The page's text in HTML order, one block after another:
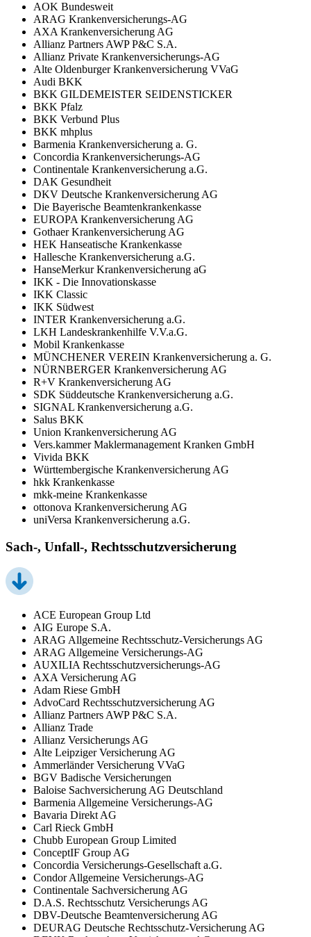
AOK Bundesweit
ARAG Krankenversicherungs-AG
AXA Krankenversicherung AG
Allianz Partners AWP P&C S.A.
Allianz Private Krankenversicherungs-AG
Alte Oldenburger Krankenversicherung VVaG
Audi BKK
BKK GILDEMEISTER SEIDENSTICKER
BKK Pfalz
BKK Verbund Plus
BKK mhplus
Barmenia Krankenversicherung a. G.
Concordia Krankenversicherungs-AG
Continentale Krankenversicherung a.G.
DAK Gesundheit
DKV Deutsche Krankenversicherung AG
Die Bayerische Beamtenkrankenkasse
EUROPA Krankenversicherung AG
Gothaer Krankenversicherung AG
HEK Hanseatische Krankenkasse
Hallesche Krankenversicherung a.G.
HanseMerkur Krankenversicherung aG
IKK - Die Innovationskasse
IKK Classic
IKK Südwest
INTER Krankenversicherung a.G.
LKH Landeskrankenhilfe V.V.a.G.
Mobil Krankenkasse
MÜNCHENER VEREIN Krankenversicherung a. G.
NÜRNBERGER Krankenversicherung AG
R+V Krankenversicherung AG
SDK Süddeutsche Krankenversicherung a.G.
SIGNAL Krankenversicherung a.G.
Salus BKK
Union Krankenversicherung AG
Vers.kammer Maklermanagement Kranken GmbH
Vivida BKK
Württembergische Krankenversicherung AG
hkk Krankenkasse
mkk-meine Krankenkasse
ottonova Krankenversicherung AG
uniVersa Krankenversicherung a.G.
Sach-, Unfall-, Rechtsschutzversicherung
ACE European Group Ltd
AIG Europe S.A.
ARAG Allgemeine Rechtsschutz-Versicherungs AG
ARAG Allgemeine Versicherungs-AG
AUXILIA Rechtsschutzversicherungs-AG
AXA Versicherung AG
Adam Riese GmbH
AdvoCard Rechtsschutzversicherung AG
Allianz Partners AWP P&C S.A.
Allianz Trade
Allianz Versicherungs AG
Alte Leipziger Versicherung AG
Ammerländer Versicherung VVaG
BGV Badische Versicherungen
Baloise Sachversicherung AG Deutschland
Barmenia Allgemeine Versicherungs-AG
Bavaria Direkt AG
Carl Rieck GmbH
Chubb European Group Limited
ConceptIF Group AG
Concordia Versicherungs-Gesellschaft a.G.
Condor Allgemeine Versicherungs-AG
Continentale Sachversicherung AG
D.A.S. Rechtsschutz Versicherungs AG
DBV-Deutsche Beamtenversicherung AG
DEURAG Deutsche Rechtsschutz-Versicherung AG